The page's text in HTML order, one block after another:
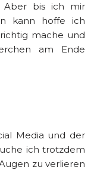
Aber bis ich mir
kann hoffe ich
mache und
am Ende
Media und der
ich trotzdem
zu verlieren